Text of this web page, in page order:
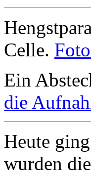
Celle.
Ein
die
Heute
wurden